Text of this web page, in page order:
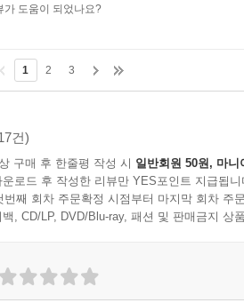
가 도움이 되었나요?
1 2 3
건)
구매 후 한줄평 작성 시 일반회원 50원, 마니
로드 후 작성한 리뷰만 YES포인트 지급됩니
번째 회차 주문확정 시점부터 마지막 회차 주
, CD/LP, DVD/Blu-ray, 패션 및 판매금지 상